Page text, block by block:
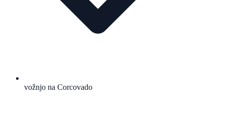
vožnjo na Corcovado